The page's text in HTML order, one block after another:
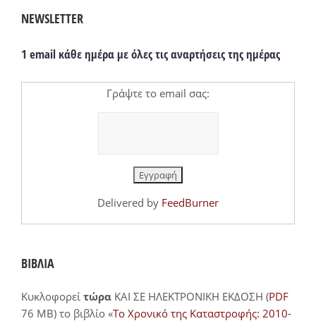
NEWSLETTER
1 email κάθε ημέρα με όλες τις αναρτήσεις της ημέρας
Γράψτε το email σας:
Delivered by FeedBurner
ΒΙΒΛΙΑ
Κυκλοφορεί τώρα ΚΑΙ ΣΕ ΗΛΕΚΤΡΟΝΙΚΗ ΕΚΔΟΣΗ (PDF
76 MB) το βιβλίο «Το Χρονικό της Καταστροφής: 2010-